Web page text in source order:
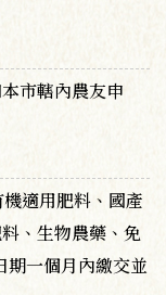
市轄內農友申
適用肥料、國產
、生物農藥、免
期一個月內繳交並